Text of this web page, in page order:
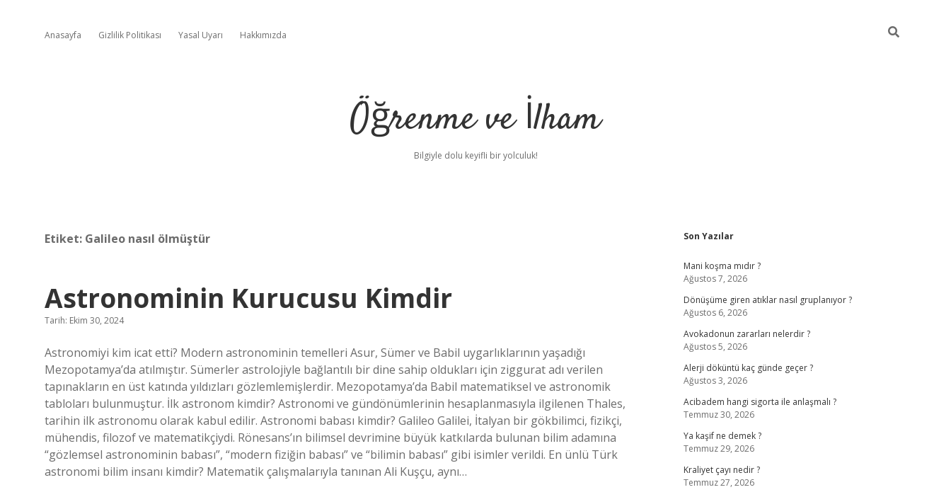
Anasayfa Gizlilik Politikası Yasal Uyarı Hakkımızda
Öğrenme ve İlham
Bilgiyle dolu keyifli bir yolculuk!
Etiket: Galileo nasıl ölmüştür
Astronominin Kurucusu Kimdir
Tarih: Ekim 30, 2024
Astronomiyi kim icat etti? Modern astronominin temelleri Asur, Sümer ve Babil uygarlıklarının yaşadığı
Mezopotamya’da atılmıştır. Sümerler astrolojiyle bağlantılı bir dine sahip oldukları için ziggurat adı verilen
tapınakların en üst katında yıldızları gözlemlemişlerdir. Mezopotamya’da Babil matematiksel ve astronomik
tabloları bulunmuştur. İlk astronom kimdir? Astronomi ve gündönümlerinin hesaplanmasıyla ilgilenen Thales,
tarihin ilk astronomu olarak kabul edilir. Astronomi babası kimdir? Galileo Galilei, İtalyan bir gökbilimci, fizikçi,
mühendis, filozof ve matematikçiydi. Rönesans’ın bilimsel devrimine büyük katkılarda bulunan bilim adamına
“gözlemsel astronominin babası”, “modern fiziğin babası” ve “bilimin babası” gibi isimler verildi. En ünlü Türk
astronomi bilim insanı kimdir? Matematik çalışmalarıyla tanınan Ali Kuşçu, aynı…
Sidebar
Son Yazılar
Mani koşma mıdır ?
Ağustos 7, 2026
Dönüşüme giren atıklar nasıl gruplanıyor ?
Ağustos 6, 2026
Avokadonun zararları nelerdir ?
Ağustos 5, 2026
Alerji döküntü kaç günde geçer ?
Ağustos 3, 2026
Acibadem hangi sigorta ile anlaşmalı ?
Temmuz 30, 2026
Ya kaşif ne demek ?
Temmuz 29, 2026
Kraliyet çayı nedir ?
Temmuz 27, 2026